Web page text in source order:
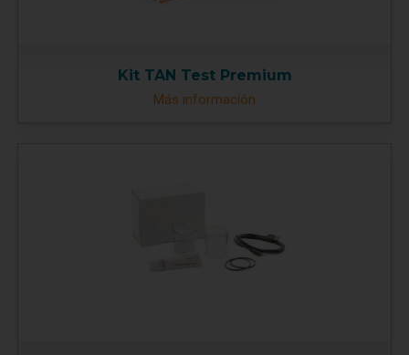
Kit TAN Test Premium
Más información